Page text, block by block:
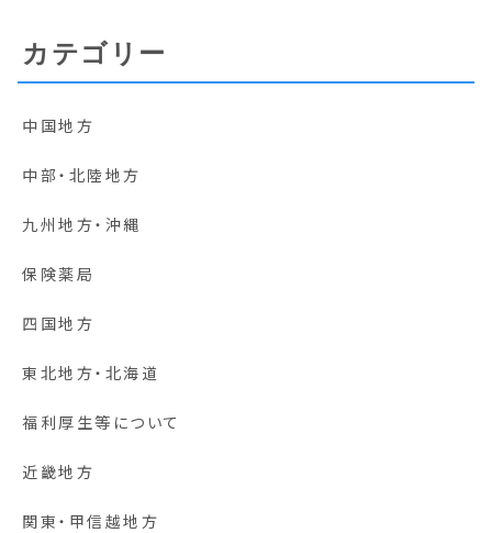
カテゴリー
中国地方
中部・北陸地方
九州地方・沖縄
保険薬局
四国地方
東北地方・北海道
福利厚生等について
近畿地方
関東・甲信越地方